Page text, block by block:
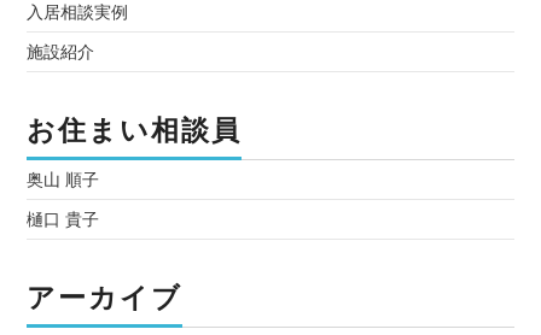
入居相談実例
施設紹介
お住まい相談員
奥山 順子
樋口 貴子
アーカイブ